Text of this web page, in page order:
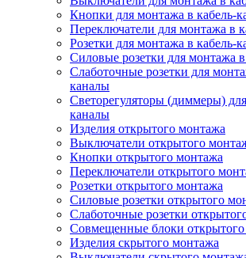
Кнопки для монтажа в кабель-
Переключатели для монтажа в
Розетки для монтажа в кабель-
Силовые розетки для монтажа
Слаботочные розетки для
каналы
Светорегуляторы (диммеры)
каналы
Изделия открытого монтажа
Выключатели открытого
Кнопки открытого монтажа
Переключатели открытого
Розетки открытого монтажа
Силовые розетки открытого
Слаботочные розетки
Совмещенные блоки
Изделия скрытого монтажа